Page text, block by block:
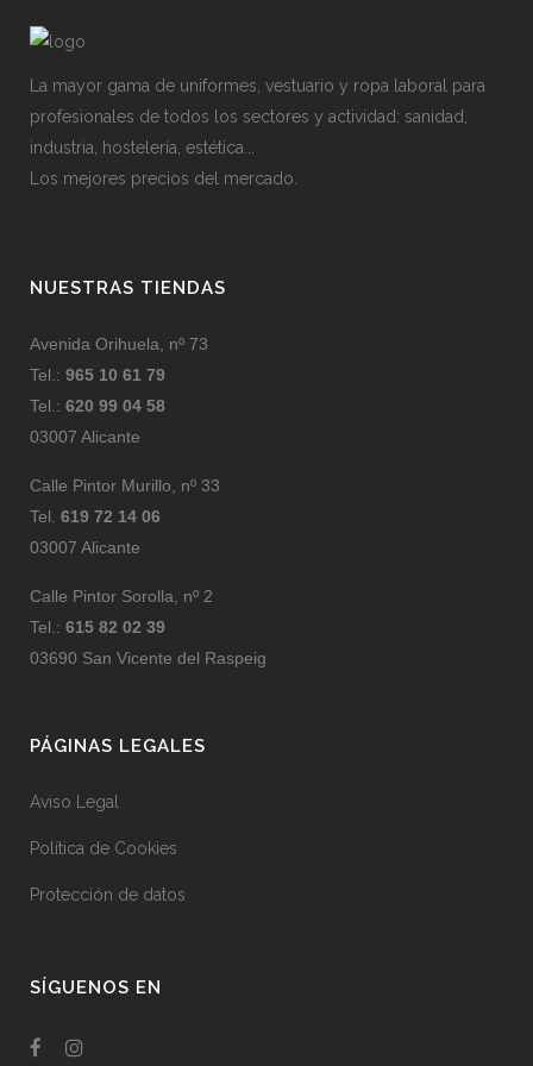
La mayor gama de uniformes, vestuario y ropa laboral para
profesionales de todos los sectores y actividad: sanidad,
industria, hostelería, estética...
Los mejores precios del mercado.
NUESTRAS TIENDAS
Avenida Orihuela, nº 73
Tel.: 965 10 61 79
Tel.: 620 99 04 58
03007 Alicante
Calle Pintor Murillo, nº 33
Tel. 619 72 14 06
03007 Alicante
Calle Pintor Sorolla, nº 2
Tel.: 615 82 02 39
03690 San Vicente del Raspeig
PÁGINAS LEGALES
Aviso Legal
Política de Cookies
Protección de datos
SÍGUENOS EN